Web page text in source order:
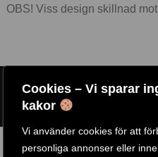
Cookies – Vi sparar
kakor
Vi använder cookies för att
personliga annonser eller
OBS! Viss design skillnad
ARTIKELNR:177_5-
ETIKETTER:
RELATERADE